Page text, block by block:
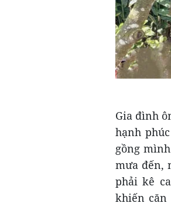
Gia đình
hạnh
gồng
mưa đến,
phải kê
khiến căn